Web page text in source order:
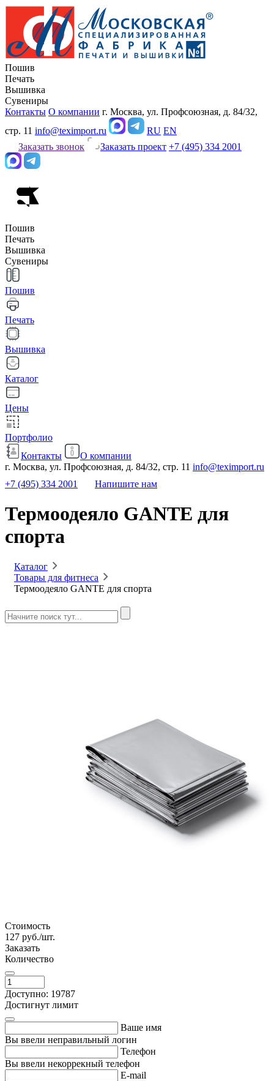
Пошив
Печать
Вышивка
Сувениры
Контакты О компании г. Москва, ул. Профсоюзная, д. 84/32,
стр. 11 info@teximport.ru RU EN
Заказать звонок
Заказать проект +7 (495) 334 2001
Пошив
Печать
Вышивка
Сувениры
Пошив
Печать
Вышивка
Каталог
Цены
Портфолио
Контакты
О компании
г. Москва, ул. Профсоюзная, д. 84/32, стр. 11 info@teximport.ru
+7 (495) 334 2001
Напишите нам
Термоодеяло GANTE для
спорта
Каталог
Товары для фитнеса
Термоодеяло GANTE для спорта
Стоимость
127 руб./шт.
Заказать
Количество
Доступно: 19787
Достигнут лимит
Ваше имя
Вы ввели неправильный логин
Телефон
Вы ввели некоррекный телефон
E-mail